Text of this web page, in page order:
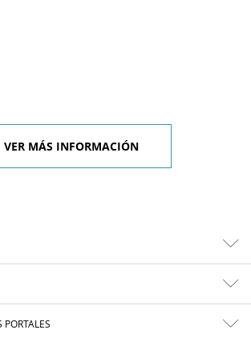
VER MÁS INFORMACIÓN